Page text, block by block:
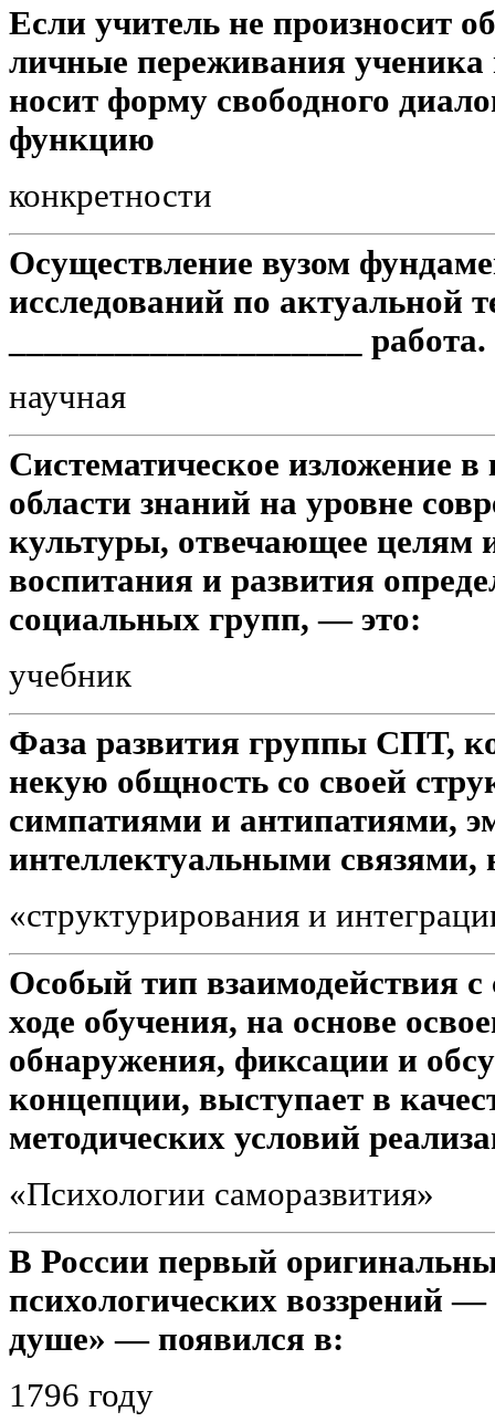
Если учитель не произносит
личные переживания ученика
носит форму свободного
функцию
конкретности
Осуществление вузом
исследований по актуальной
____________________ работа.
научная
Систематическое изложение
области знаний на уровне
культуры, отвечающее целям
воспитания и развития
социальных групп, — это:
учебник
Фаза развития группы СПТ,
некую общность со своей
симпатиями и антипатиями,
интеллектуальными связями,
«структурирования и
Особый тип взаимодействия
ходе обучения, на основе
обнаружения, фиксации и
концепции, выступает в
методических условий
«Психологии саморазвития»
В России первый
психологических воззрений
душе» — появился в:
1796 году